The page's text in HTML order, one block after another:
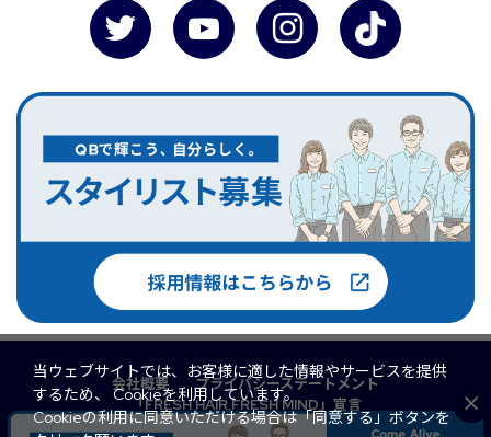
会社概要
プライバシーステートメント
「FRESH HAIR,FRESH MIND」宣言
マルチステークホルダー方針
QB PREMIUM
当ウェブサイトでは、お客様に適した情報やサービスを提供
するため、 Cookieを利用しています。
Cookieの利用に同意いただける場合は「同意する」ボタンを